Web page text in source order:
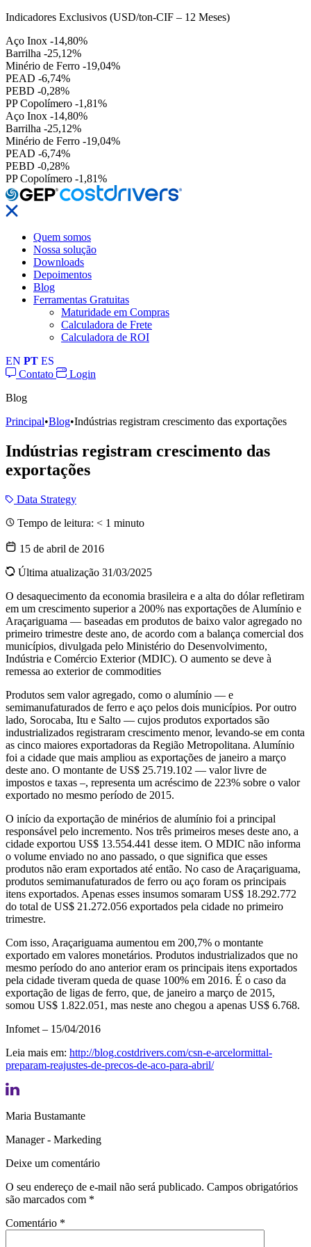
Indicadores Exclusivos (USD/ton-CIF – 12 Meses)
Aço Inox -14,80%
Barrilha -25,12%
Minério de Ferro -19,04%
PEAD -6,74%
PEBD -0,28%
PP Copolímero -1,81%
Aço Inox -14,80%
Barrilha -25,12%
Minério de Ferro -19,04%
PEAD -6,74%
PEBD -0,28%
PP Copolímero -1,81%
Quem somos
Nossa solução
Downloads
Depoimentos
Blog
Ferramentas Gratuitas
Maturidade em Compras
Calculadora de Frete
Calculadora de ROI
EN PT ES
Contato
Login
Blog
Principal•Blog•Indústrias registram crescimento das exportações
Indústrias registram crescimento das
exportações
Data Strategy
Tempo de leitura: < 1 minuto
15 de abril de 2016
Última atualização 31/03/2025
O desaquecimento da economia brasileira e a alta do dólar refletiram
em um crescimento superior a 200% nas exportações de Alumínio e
Araçariguama — baseadas em produtos de baixo valor agregado no
primeiro trimestre deste ano, de acordo com a balança comercial dos
municípios, divulgada pelo Ministério do Desenvolvimento,
Indústria e Comércio Exterior (MDIC). O aumento se deve à
remessa ao exterior de commodities
Produtos sem valor agregado, como o alumínio — e
semimanufaturados de ferro e aço pelos dois municípios. Por outro
lado, Sorocaba, Itu e Salto — cujos produtos exportados são
industrializados registraram crescimento menor, levando-se em conta
as cinco maiores exportadoras da Região Metropolitana. Alumínio
foi a cidade que mais ampliou as exportações de janeiro a março
deste ano. O montante de US$ 25.719.102 — valor livre de
impostos e taxas –, representa um acréscimo de 223% sobre o valor
exportado no mesmo período de 2015.
O início da exportação de minérios de alumínio foi a principal
responsável pelo incremento. Nos três primeiros meses deste ano, a
cidade exportou US$ 13.554.441 desse item. O MDIC não informa
o volume enviado no ano passado, o que significa que esses
produtos não eram exportados até então. No caso de Araçariguama,
produtos semimanufaturados de ferro ou aço foram os principais
itens exportados. Apenas esses insumos somaram US$ 18.292.772
do total de US$ 21.272.056 exportados pela cidade no primeiro
trimestre.
Com isso, Araçariguama aumentou em 200,7% o montante
exportado em valores monetários. Produtos industrializados que no
mesmo período do ano anterior eram os principais itens exportados
pela cidade tiveram queda de quase 100% em 2016. É o caso da
exportação de ligas de ferro, que, de janeiro a março de 2015,
somou US$ 1.822.051, mas neste ano chegou a apenas US$ 6.768.
Infomet – 15/04/2016
Leia mais em: http://blog.costdrivers.com/csn-e-arcelormittal-
preparam-reajustes-de-precos-de-aco-para-abril/
Maria Bustamante
Manager - Markeding
Deixe um comentário
O seu endereço de e-mail não será publicado. Campos obrigatórios
são marcados com *
Comentário *